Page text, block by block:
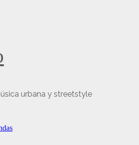
urbana y streetstyle